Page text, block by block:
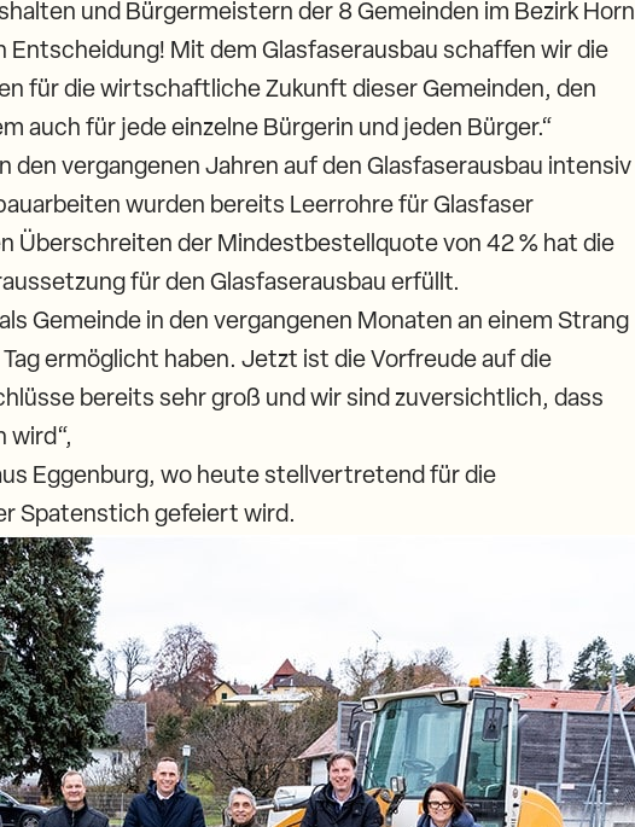
und Bürgermeistern der 8 Gemeinden im Bezirk Horn
Mit dem Glasfaserausbau schaffen wir die
für die wirtschaftliche Zukunft dieser Gemeinden, den
auch für jede einzelne Bürgerin und jeden Bürger.“
den vergangenen Jahren auf den Glasfaserausbau intensiv
wurden bereits Leerrohre für Glasfaser
Überschreiten der Mindestbestellquote von 42 % hat die
für den Glasfaserausbau erfüllt.
Gemeinde in den vergangenen Monaten an einem Strang
ermöglicht haben. Jetzt ist die Vorfreude auf die
bereits sehr groß und wir sind zuversichtlich, dass
wird“,
Eggenburg, wo heute stellvertretend für die
Spatenstich gefeiert wird.